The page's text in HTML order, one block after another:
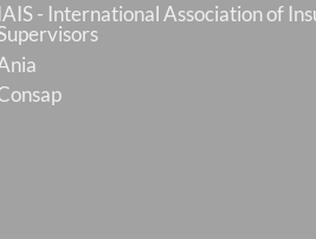
IAIS - International Association of